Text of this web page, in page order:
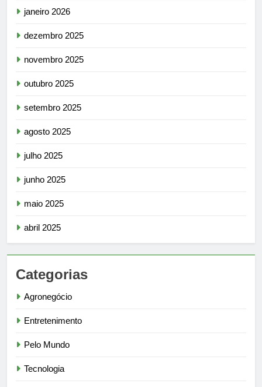
janeiro 2026
dezembro 2025
novembro 2025
outubro 2025
setembro 2025
agosto 2025
julho 2025
junho 2025
maio 2025
abril 2025
Categorias
Agronegócio
Entretenimento
Pelo Mundo
Tecnologia